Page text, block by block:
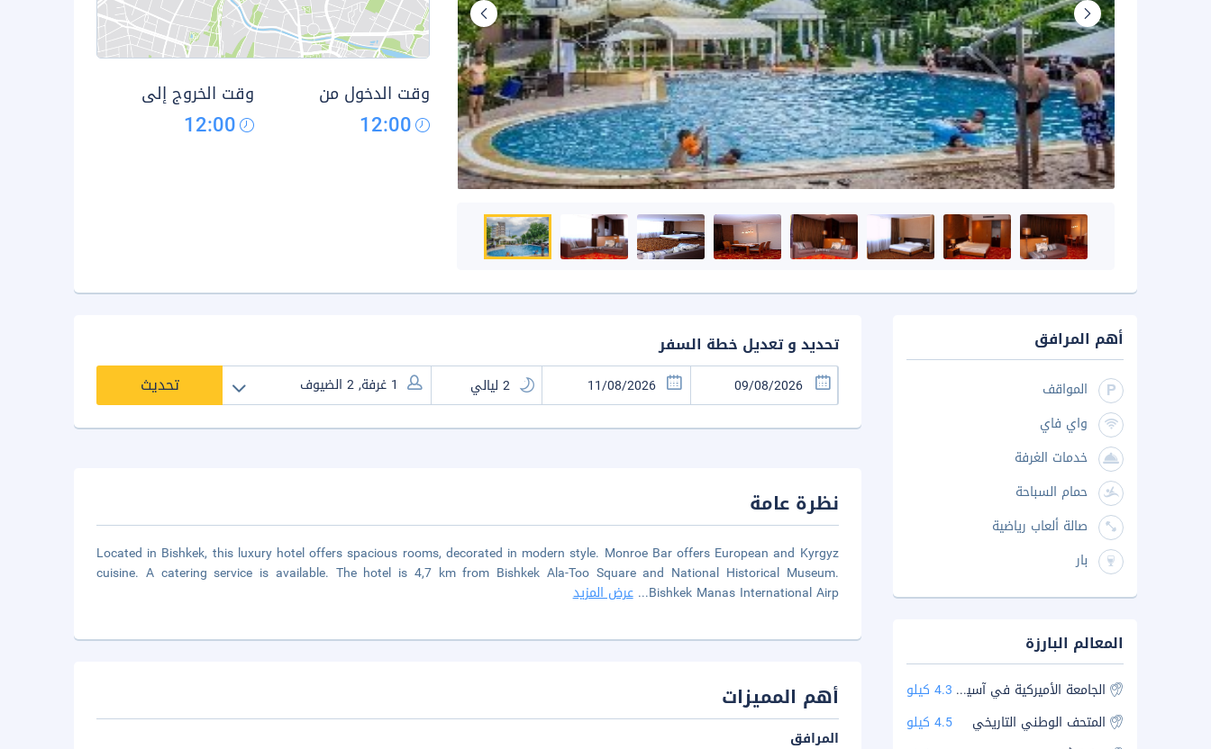
وقت الدخول من
12:00
وقت الخروج إلى
12:00
تحديد و تعديل خطة السفر
تحديث
نظرة عامة
Located in Bishkek, this luxury hotel offers spacious rooms, decorated in modern style. Monroe Bar offers European and Kyrgyz
cuisine. A catering service is available. The hotel is 4,7 km from Bishkek Ala-Too Square and National Historical Museum.
Bishkek Manas International Airp
...عرض المزيد
أهم المميزات
المرافق
أهم المرافق
المواقف
واي فاي
خدمات الغرفة
حمام السباحة
صالة ألعاب رياضية
بار
المعالم البارزة
الجامعة الأميركية في آسيا الوسطى 4.3 كيلو
المتحف الوطني التاريخي
4.5 كيلو